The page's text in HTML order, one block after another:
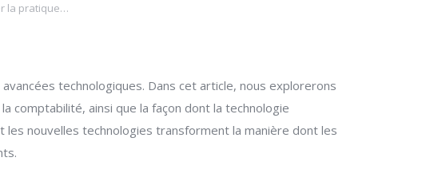
la pratique…
technologiques. Dans cet article, nous explorerons
comptabilité, ainsi que la façon dont la technologie
nouvelles technologies transforment la manière dont les